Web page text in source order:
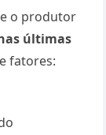
o produtor
últimas
fatores: